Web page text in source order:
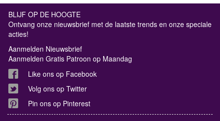
BLIJF OP DE HOOGTE
Ontvang onze nieuwsbrief met de laatste trends en onze speciale
acties!
Aanmelden Nieuwsbrief
Aanmelden Gratis Patroon op Maandag
Like ons op Facebook
Volg ons op Twitter
Pin ons op Pinterest